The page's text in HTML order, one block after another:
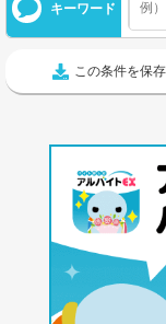
キーワード
この条件を保